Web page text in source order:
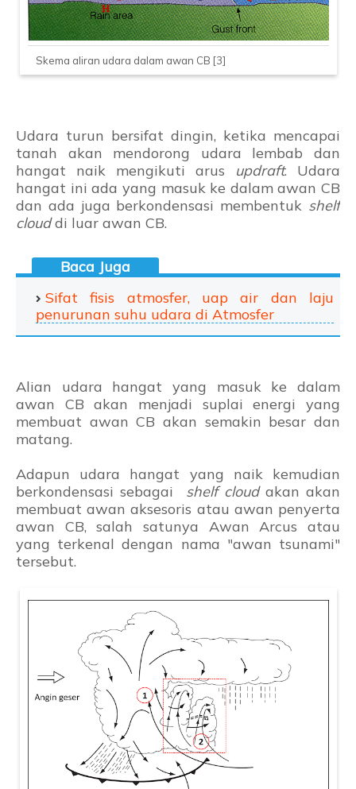
Skema aliran udara dalam awan CB [3]
Udara turun bersifat dingin, ketika mencapai
tanah akan mendorong udara lembab dan
hangat naik mengikuti arus updraft. Udara
hangat ini ada yang masuk ke dalam awan CB
dan ada juga berkondensasi membentuk shelf
clouddi luar awan CB.
Sifat fisis atmosfer, uap air dan laju
penurunan suhu udara di Atmosfer
Alian udara hangat yang masuk ke dalam
awan CB akan menjadi suplai energi yang
membuat awan CB akan semakin besar dan
matang.
Adapun udara hangat yang naik kemudian
berkondensasi sebagai shelf cloud akan akan
membuat awan aksesoris atau awan penyerta
awan CB, salah satunya Awan Arcus atau
yang terkenal dengan nama "awan tsunami"
tersebut.